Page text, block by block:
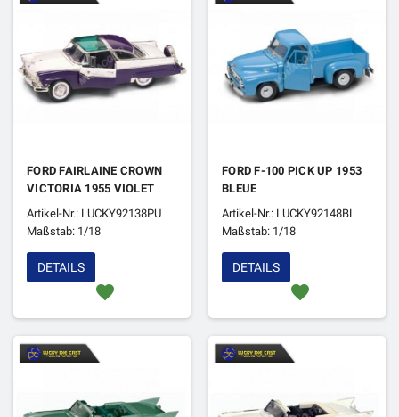
FORD FAIRLAINE CROWN
VICTORIA 1955 VIOLET
Artikel-Nr.: LUCKY92138PU
Maßstab: 1/18
favorite
DETAILS
FORD F-100 PICK UP 1953
BLEUE
Artikel-Nr.: LUCKY92148BL
Maßstab: 1/18
favorite
DETAILS